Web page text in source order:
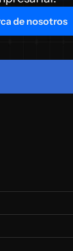
de nosotros